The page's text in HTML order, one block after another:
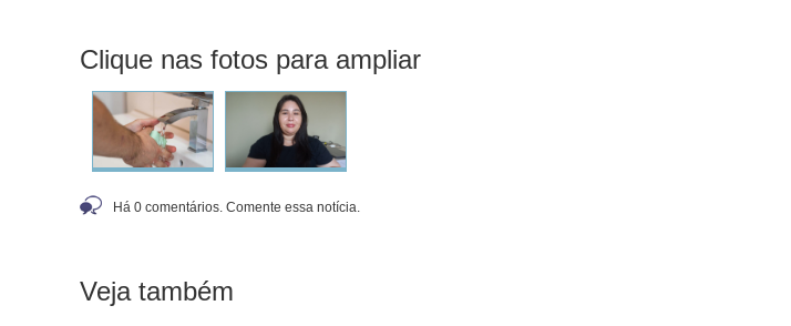
Clique nas fotos para ampliar
Há 0 comentários. Comente essa notícia.
Veja também